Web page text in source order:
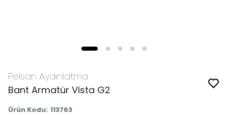
Pelsan Aydınlatma
Bant Armatür Vista G2
Ürün Kodu: 113763